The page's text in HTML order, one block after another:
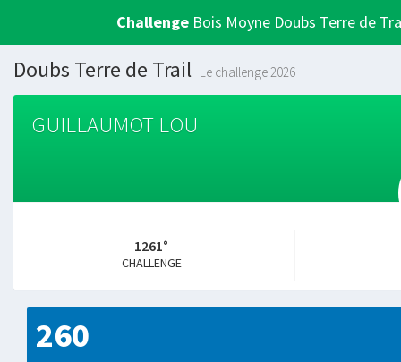
Challenge Bois Moyne Doubs Terre de
Doubs Terre de Trail Le challenge 2026
GUILLAUMOT LOU
1261°
CHALLENGE
260